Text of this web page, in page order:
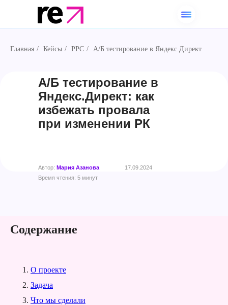
Главная / Кейсы / PPC / А/Б тестирование в Яндекс.Директ
А/Б тестирование в
Яндекс.Директ: как
избежать провала
при изменении РК
Автор: Мария Азанова
17.09.2024
Время чтения: 5 минут
Содержание
О проекте
Задача
Что мы сделали